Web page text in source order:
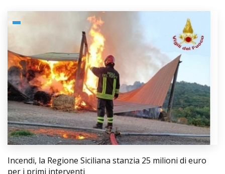
Incendi, la Regione Siciliana stanzia 25 milioni di euro
per i primi interventi